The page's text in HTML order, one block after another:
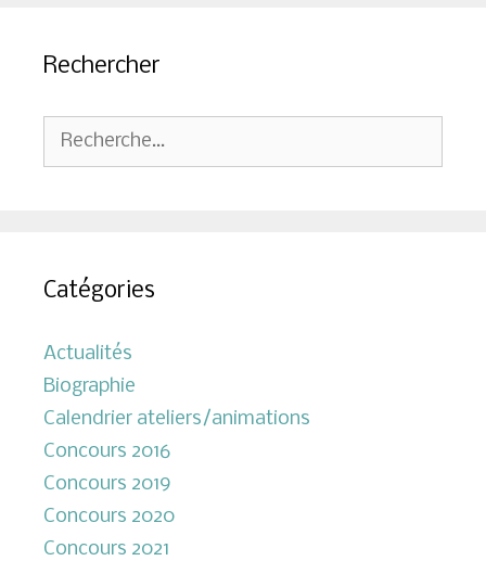
Rechercher
Rechercher :
Catégories
Actualités
Biographie
Calendrier ateliers/animations
Concours 2016
Concours 2019
Concours 2020
Concours 2021